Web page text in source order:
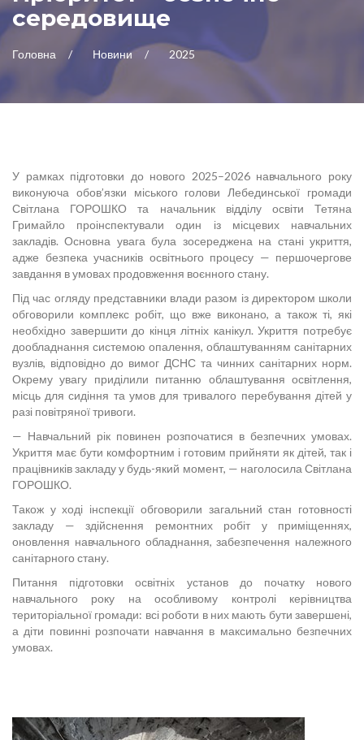
середовище
Головна Новини 2025
У рамках підготовки до нового 2025–2026 навчального року
виконуюча обов’язки міського голови Лебединської громади
Світлана ГОРОШКО та начальник відділу освіти Тетяна
Гримайло проінспектували один із місцевих навчальних
закладів. Основна увага була зосереджена на стані укриття,
адже безпека учасників освітнього процесу — першочергове
завдання в умовах продовження воєнного стану.
Під час огляду представники влади разом із директором школи
обговорили комплекс робіт, що вже виконано, а також ті, які
необхідно завершити до кінця літніх канікул. Укриття потребує
дообладнання системою опалення, облаштуванням санітарних
вузлів, відповідно до вимог ДСНС та чинних санітарних норм.
Окрему увагу приділили питанню облаштування освітлення,
місць для сидіння та умов для тривалого перебування дітей у
разі повітряної тривоги.
— Навчальний рік повинен розпочатися в безпечних умовах.
Укриття має бути комфортним і готовим прийняти як дітей, так і
працівників закладу у будь-який момент, — наголосила Світлана
ГОРОШКО.
Також у ході інспекції обговорили загальний стан готовності
закладу — здійснення ремонтних робіт у приміщеннях,
оновлення навчального обладнання, забезпечення належного
санітарного стану.
Питання підготовки освітніх установ до початку нового
навчального року на особливому контролі керівництва
територіальної громади: всі роботи в них мають бути завершені,
а діти повинні розпочати навчання в максимально безпечних
умовах.